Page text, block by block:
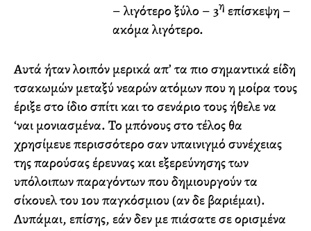
– λιγότερο ξύλο – 3η επίσκεψη –
ακόμα λιγότερο.
Αυτά ήταν λοιπόν μερικά απ’ τα πιο σημαντικά είδη
τσακωμών μεταξύ νεαρών ατόμων που η μοίρα τους
έριξε στο ίδιο σπίτι και το σενάριο τους ήθελε να
‘ναι μονιασμένα. Το μπόνους στο τέλος θα
χρησίμευε περισσότερο σαν υπαινιγμό συνέχειας
της παρούσας έρευνας και εξερεύνησης των
υπόλοιπων παραγόντων που δημιουργούν τα
σίκουελ του 1ου παγκόσμιου (αν δε βαριέμαι).
Λυπάμαι, επίσης, εάν δεν με πιάσατε σε ορισμένα